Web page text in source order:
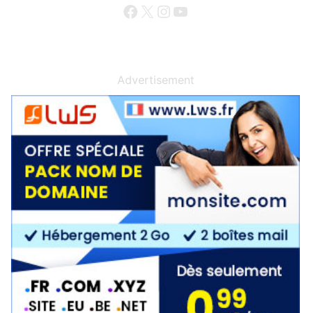
Facebook X Instagram YouTube
Advertisement